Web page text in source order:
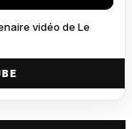
vidéo de Le